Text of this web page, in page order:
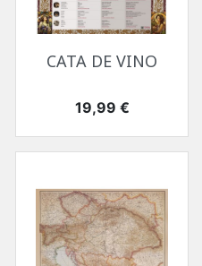
CATA DE VINO
Precio
19,99 €